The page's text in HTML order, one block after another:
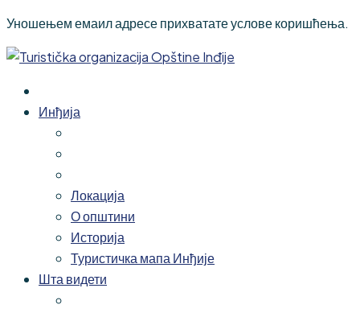
Уношењем емаил адресе прихватате услове коришћења.
Инђија
Локација
О општини
Историја
Туристичка мапа Инђије
Шта видети